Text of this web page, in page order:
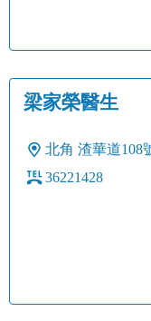
梁家榮醫生
北角 渣華道108
36221428